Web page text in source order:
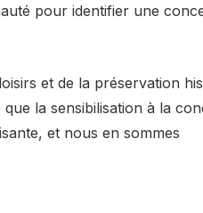
pour identifier une
et de la préservation
la sensibilisation à la
et nous en sommes